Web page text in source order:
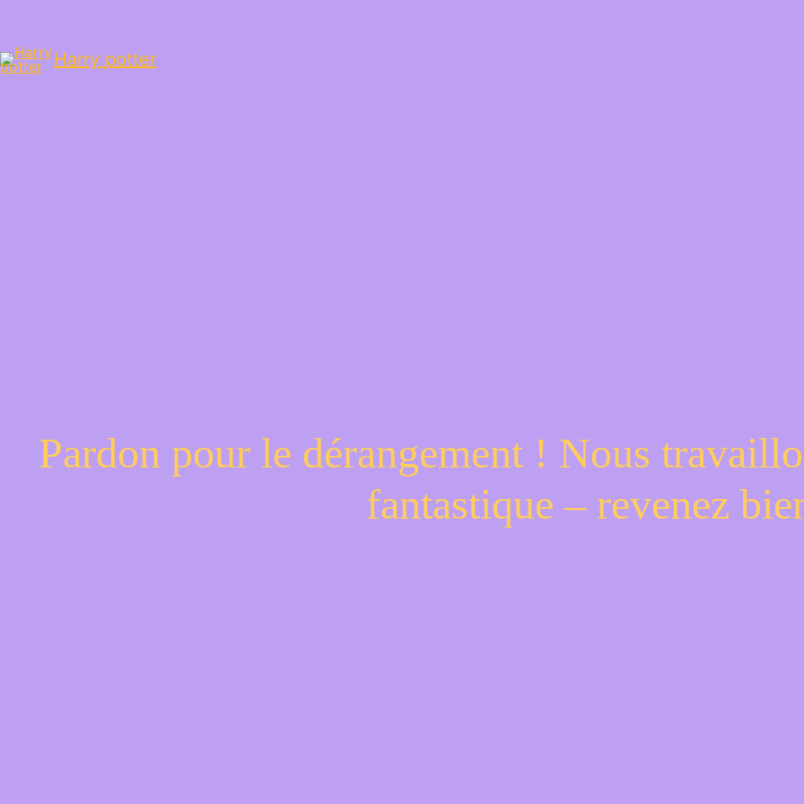
Harry potter
Pardon pour le dérangement ! Nous
fantastique – revenez